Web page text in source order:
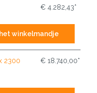
€ 4.282,43*
het winkelmandje
2300
€ 18.740,00*